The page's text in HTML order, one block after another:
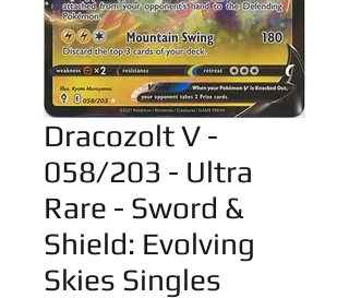
Dracozolt V -
058/203 - Ultra
Rare - Sword &
Shield: Evolving
Skies Singles